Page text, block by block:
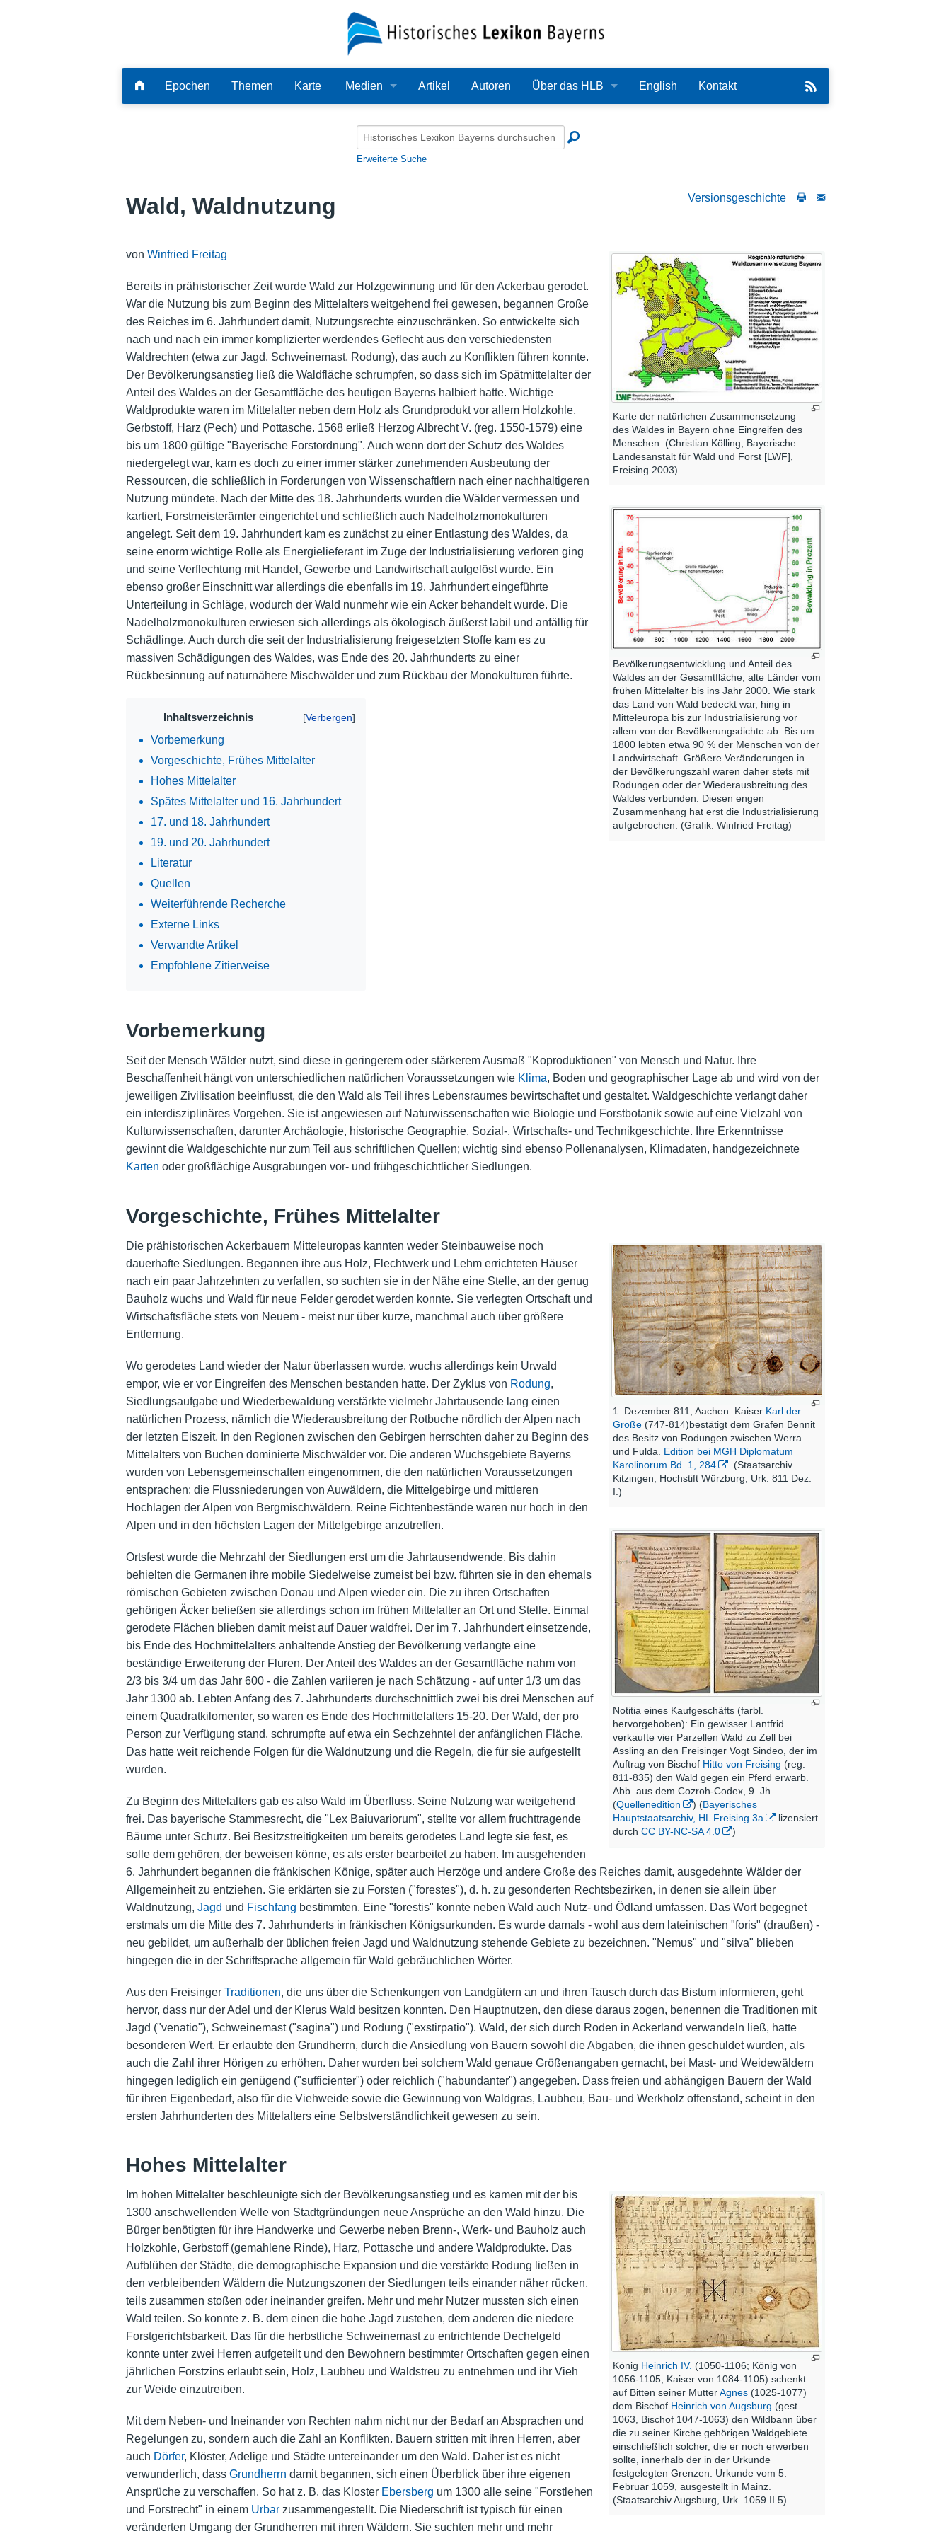
Epochen Themen Karte Medien
Audio
Artikel Autoren Über das HLB
Redaktion
Zehn Jahre HLB
Häufige Fragen
Nutzungshinweise
English Kontakt
Erweiterte Suche
Versionsgeschichte
Wald, Waldnutzung
Karte der natürlichen Zusammensetzung
des Waldes in Bayern ohne Eingreifen des
Menschen. (Christian Kölling, Bayerische
Landesanstalt für Wald und Forst [LWF],
Freising 2003)
Bevölkerungsentwicklung und Anteil des
Waldes an der Gesamtfläche, alte Länder vom
frühen Mittelalter bis ins Jahr 2000. Wie stark
das Land von Wald bedeckt war, hing in
Mitteleuropa bis zur Industrialisierung vor
allem von der Bevölkerungsdichte ab. Bis um
1800 lebten etwa 90 % der Menschen von der
Landwirtschaft. Größere Veränderungen in
der Bevölkerungszahl waren daher stets mit
Rodungen oder der Wiederausbreitung des
Waldes verbunden. Diesen engen
Zusammenhang hat erst die Industrialisierung
aufgebrochen. (Grafik: Winfried Freitag)
von Winfried Freitag
Bereits in prähistorischer Zeit wurde Wald zur Holzgewinnung und für den Ackerbau gerodet.
War die Nutzung bis zum Beginn des Mittelalters weitgehend frei gewesen, begannen Große
des Reiches im 6. Jahrhundert damit, Nutzungsrechte einzuschränken. So entwickelte sich
nach und nach ein immer komplizierter werdendes Geflecht aus den verschiedensten
Waldrechten (etwa zur Jagd, Schweinemast, Rodung), das auch zu Konflikten führen konnte.
Der Bevölkerungsanstieg ließ die Waldfläche schrumpfen, so dass sich im Spätmittelalter der
Anteil des Waldes an der Gesamtfläche des heutigen Bayerns halbiert hatte. Wichtige
Waldprodukte waren im Mittelalter neben dem Holz als Grundprodukt vor allem Holzkohle,
Gerbstoff, Harz (Pech) und Pottasche. 1568 erließ Herzog Albrecht V. (reg. 1550-1579) eine
bis um 1800 gültige "Bayerische Forstordnung". Auch wenn dort der Schutz des Waldes
niedergelegt war, kam es doch zu einer immer stärker zunehmenden Ausbeutung der
Ressourcen, die schließlich in Forderungen von Wissenschaftlern nach einer nachhaltigeren
Nutzung mündete. Nach der Mitte des 18. Jahrhunderts wurden die Wälder vermessen und
kartiert, Forstmeisterämter eingerichtet und schließlich auch Nadelholzmonokulturen
angelegt. Seit dem 19. Jahrhundert kam es zunächst zu einer Entlastung des Waldes, da
seine enorm wichtige Rolle als Energielieferant im Zuge der Industrialisierung verloren ging
und seine Verflechtung mit Handel, Gewerbe und Landwirtschaft aufgelöst wurde. Ein
ebenso großer Einschnitt war allerdings die ebenfalls im 19. Jahrhundert eingeführte
Unterteilung in Schläge, wodurch der Wald nunmehr wie ein Acker behandelt wurde. Die
Nadelholzmonokulturen erwiesen sich allerdings als ökologisch äußerst labil und anfällig für
Schädlinge. Auch durch die seit der Industrialisierung freigesetzten Stoffe kam es zu
massiven Schädigungen des Waldes, was Ende des 20. Jahrhunderts zu einer
Rückbesinnung auf naturnähere Mischwälder und zum Rückbau der Monokulturen führte.
Inhaltsverzeichnis
Vorbemerkung
Vorgeschichte, Frühes Mittelalter
Hohes Mittelalter
Spätes Mittelalter und 16. Jahrhundert
17. und 18. Jahrhundert
19. und 20. Jahrhundert
Literatur
Quellen
Weiterführende Recherche
Externe Links
Verwandte Artikel
Empfohlene Zitierweise
Vorbemerkung
Seit der Mensch Wälder nutzt, sind diese in geringerem oder stärkerem Ausmaß "Koproduktionen" von Mensch und Natur. Ihre
Beschaffenheit hängt von unterschiedlichen natürlichen Voraussetzungen wie Klima, Boden und geographischer Lage ab und wird von der
jeweiligen Zivilisation beeinflusst, die den Wald als Teil ihres Lebensraumes bewirtschaftet und gestaltet. Waldgeschichte verlangt daher
ein interdisziplinäres Vorgehen. Sie ist angewiesen auf Naturwissenschaften wie Biologie und Forstbotanik sowie auf eine Vielzahl von
Kulturwissenschaften, darunter Archäologie, historische Geographie, Sozial-, Wirtschafts- und Technikgeschichte. Ihre Erkenntnisse
gewinnt die Waldgeschichte nur zum Teil aus schriftlichen Quellen; wichtig sind ebenso Pollenanalysen, Klimadaten, handgezeichnete
Karten oder großflächige Ausgrabungen vor- und frühgeschichtlicher Siedlungen.
Vorgeschichte, Frühes Mittelalter
1. Dezember 811, Aachen: Kaiser Karl der
Große (747-814)bestätigt dem Grafen Bennit
des Besitz von Rodungen zwischen Werra
und Fulda. Edition bei MGH Diplomatum
Karolinorum Bd. 1, 284
. (Staatsarchiv
Kitzingen, Hochstift Würzburg, Urk. 811 Dez.
I.)
Notitia eines Kaufgeschäfts (farbl.
hervorgehoben): Ein gewisser Lantfrid
verkaufte vier Parzellen Wald zu Zell bei
Assling an den Freisinger Vogt Sindeo, der im
Auftrag von Bischof Hitto von Freising (reg.
811-835) den Wald gegen ein Pferd erwarb.
Abb. aus dem Cozroh-Codex, 9. Jh.
(Quellenedition ) (Bayerisches
Hauptstaatsarchiv, HL Freising 3a
lizensiert
durchCC BY-NC-SA 4.0 )
Die prähistorischen Ackerbauern Mitteleuropas kannten weder Steinbauweise noch
dauerhafte Siedlungen. Begannen ihre aus Holz, Flechtwerk und Lehm errichteten Häuser
nach ein paar Jahrzehnten zu verfallen, so suchten sie in der Nähe eine Stelle, an der genug
Bauholz wuchs und Wald für neue Felder gerodet werden konnte. Sie verlegten Ortschaft und
Wirtschaftsfläche stets von Neuem - meist nur über kurze, manchmal auch über größere
Entfernung.
Wo gerodetes Land wieder der Natur überlassen wurde, wuchs allerdings kein Urwald
empor, wie er vor Eingreifen des Menschen bestanden hatte. Der Zyklus von Rodung,
Siedlungsaufgabe und Wiederbewaldung verstärkte vielmehr Jahrtausende lang einen
natürlichen Prozess, nämlich die Wiederausbreitung der Rotbuche nördlich der Alpen nach
der letzten Eiszeit. In den Regionen zwischen den Gebirgen herrschten daher zu Beginn des
Mittelalters von Buchen dominierte Mischwälder vor. Die anderen Wuchsgebiete Bayerns
wurden von Lebensgemeinschaften eingenommen, die den natürlichen Voraussetzungen
entsprachen: die Flussniederungen von Auwäldern, die Mittelgebirge und mittleren
Hochlagen der Alpen von Bergmischwäldern. Reine Fichtenbestände waren nur hoch in den
Alpen und in den höchsten Lagen der Mittelgebirge anzutreffen.
Ortsfest wurde die Mehrzahl der Siedlungen erst um die Jahrtausendwende. Bis dahin
behielten die Germanen ihre mobile Siedelweise zumeist bei bzw. führten sie in den ehemals
römischen Gebieten zwischen Donau und Alpen wieder ein. Die zu ihren Ortschaften
gehörigen Äcker beließen sie allerdings schon im frühen Mittelalter an Ort und Stelle. Einmal
gerodete Flächen blieben damit meist auf Dauer waldfrei. Der im 7. Jahrhundert einsetzende,
bis Ende des Hochmittelalters anhaltende Anstieg der Bevölkerung verlangte eine
beständige Erweiterung der Fluren. Der Anteil des Waldes an der Gesamtfläche nahm von
2/3 bis 3/4 um das Jahr 600 - die Zahlen variieren je nach Schätzung - auf unter 1/3 um das
Jahr 1300 ab. Lebten Anfang des 7. Jahrhunderts durchschnittlich zwei bis drei Menschen auf
einem Quadratkilomenter, so waren es Ende des Hochmittelalters 15-20. Der Wald, der pro
Person zur Verfügung stand, schrumpfte auf etwa ein Sechzehntel der anfänglichen Fläche.
Das hatte weit reichende Folgen für die Waldnutzung und die Regeln, die für sie aufgestellt
wurden.
Zu Beginn des Mittelalters gab es also Wald im Überfluss. Seine Nutzung war weitgehend
frei. Das bayerische Stammesrecht, die "Lex Baiuvariorum", stellte vor allem fruchttragende
Bäume unter Schutz. Bei Besitzstreitigkeiten um bereits gerodetes Land legte sie fest, es
solle dem gehören, der beweisen könne, es als erster bearbeitet zu haben. Im ausgehenden
6. Jahrhundert begannen die fränkischen Könige, später auch Herzöge und andere Große des Reiches damit, ausgedehnte Wälder der
Allgemeinheit zu entziehen. Sie erklärten sie zu Forsten ("forestes"), d. h. zu gesonderten Rechtsbezirken, in denen sie allein über
Waldnutzung, Jagd und Fischfang bestimmten. Eine "forestis" konnte neben Wald auch Nutz- und Ödland umfassen. Das Wort begegnet
erstmals um die Mitte des 7. Jahrhunderts in fränkischen Königsurkunden. Es wurde damals - wohl aus dem lateinischen "foris" (draußen) -
neu gebildet, um außerhalb der üblichen freien Jagd und Waldnutzung stehende Gebiete zu bezeichnen. "Nemus" und "silva" blieben
hingegen die in der Schriftsprache allgemein für Wald gebräuchlichen Wörter.
Aus den Freisinger Traditionen, die uns über die Schenkungen von Landgütern an und ihren Tausch durch das Bistum informieren, geht
hervor, dass nur der Adel und der Klerus Wald besitzen konnten. Den Hauptnutzen, den diese daraus zogen, benennen die Traditionen mit
Jagd ("venatio"), Schweinemast ("sagina") und Rodung ("exstirpatio"). Wald, der sich durch Roden in Ackerland verwandeln ließ, hatte
besonderen Wert. Er erlaubte den Grundherrn, durch die Ansiedlung von Bauern sowohl die Abgaben, die ihnen geschuldet wurden, als
auch die Zahl ihrer Hörigen zu erhöhen. Daher wurden bei solchem Wald genaue Größenangaben gemacht, bei Mast- und Weidewäldern
hingegen lediglich ein genügend ("sufficienter") oder reichlich ("habundanter") angegeben. Dass freien und abhängigen Bauern der Wald
für ihren Eigenbedarf, also für die Viehweide sowie die Gewinnung von Waldgras, Laubheu, Bau- und Werkholz offenstand, scheint in den
ersten Jahrhunderten des Mittelalters eine Selbstverständlichkeit gewesen zu sein.
Hohes Mittelalter
König Heinrich IV. (1050-1106; König von
1056-1105, Kaiser von 1084-1105) schenkt
auf Bitten seiner MutterAgnes (1025-1077)
dem Bischof Heinrich von Augsburg (gest.
1063, Bischof 1047-1063) den Wildbann über
die zu seiner Kirche gehörigen Waldgebiete
einschließlich solcher, die er noch erwerben
sollte, innerhalb der in der Urkunde
festgelegten Grenzen. Urkunde vom 5.
Februar 1059, ausgestellt in Mainz.
(Staatsarchiv Augsburg, Urk. 1059 II 5)
Im hohen Mittelalter beschleunigte sich der Bevölkerungsanstieg und es kamen mit der bis
1300 anschwellenden Welle von Stadtgründungen neue Ansprüche an den Wald hinzu. Die
Bürger benötigten für ihre Handwerke und Gewerbe neben Brenn-, Werk- und Bauholz auch
Holzkohle, Gerbstoff (gemahlene Rinde), Harz, Pottasche und andere Waldprodukte. Das
Aufblühen der Städte, die demographische Expansion und die verstärkte Rodung ließen in
den verbleibenden Wäldern die Nutzungszonen der Siedlungen teils einander näher rücken,
teils zusammen stoßen oder ineinander greifen. Mehr und mehr Nutzer mussten sich einen
Wald teilen. So konnte z. B. dem einen die hohe Jagd zustehen, dem anderen die niedere
Forstgerichtsbarkeit. Das für die herbstliche Schweinemast zu entrichtende Dechelgeld
konnte unter zwei Herren aufgeteilt und den Bewohnern bestimmter Ortschaften gegen einen
jährlichen Forstzins erlaubt sein, Holz, Laubheu und Waldstreu zu entnehmen und ihr Vieh
zur Weide einzutreiben.
Mit dem Neben- und Ineinander von Rechten nahm nicht nur der Bedarf an Absprachen und
Regelungen zu, sondern auch die Zahl an Konflikten. Bauern stritten mit ihren Herren, aber
auch Dörfer, Klöster, Adelige und Städte untereinander um den Wald. Daher ist es nicht
verwunderlich, dass Grundherrn damit begannen, sich einen Überblick über ihre eigenen
Ansprüche zu verschaffen. So hat z. B. das Kloster Ebersberg um 1300 alle seine "Forstlehen
und Forstrecht" in einem Urbarzusammengestellt. Die Niederschrift ist typisch für einen
veränderten Umgang der Grundherren mit ihren Wäldern. Sie suchten mehr und mehr